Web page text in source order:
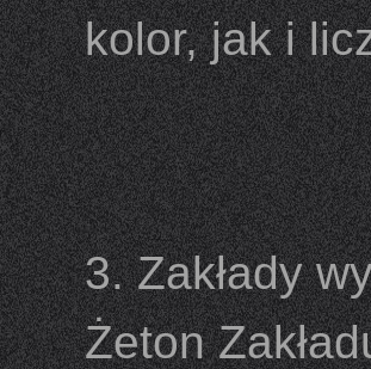
kolor, jak i
3. Zakłady
Żeton